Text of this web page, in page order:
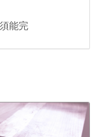
能完